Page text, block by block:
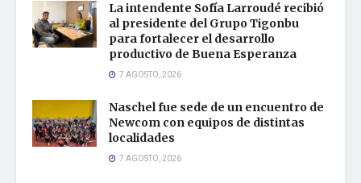
La intendente Sofía Larroudé recibió
al presidente del Grupo Tigonbu
para fortalecer el desarrollo
productivo de Buena Esperanza
7 AGOSTO, 2026
Naschel fue sede de un encuentro de
Newcom con equipos de distintas
localidades
7 AGOSTO, 2026